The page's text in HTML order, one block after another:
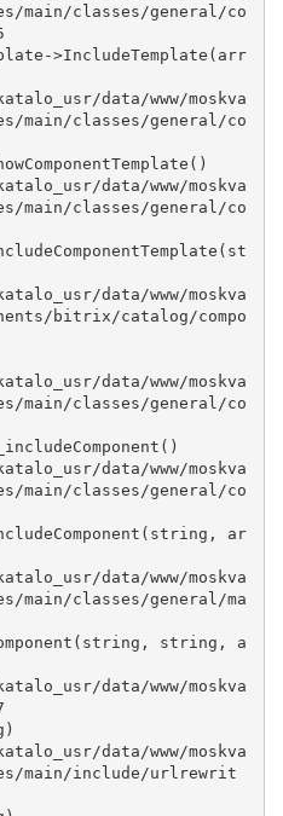
main/classes/general/co
>IncludeTemplate(arr
main/classes/general/co
main/classes/general/co
bitrix/catalog/compo
main/classes/general/co
main/classes/general/co
ar
main/classes/general/ma
string, a
main/include/urlrewrit